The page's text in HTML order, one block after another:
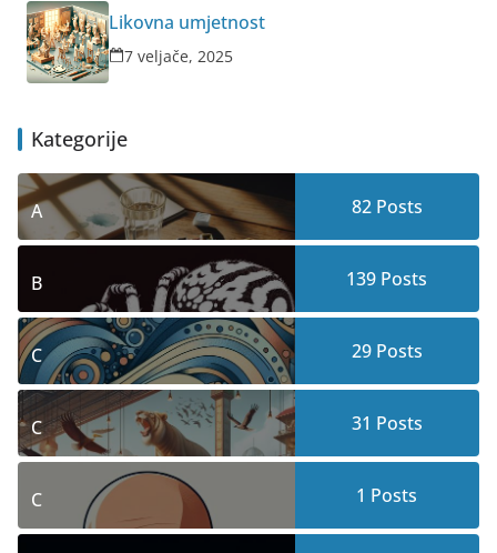
Likovna umjetnost
7 veljače, 2025
Kategorije
A 82Posts
B 139 Posts
C 29Posts
C 31 Posts
C 1 Posts